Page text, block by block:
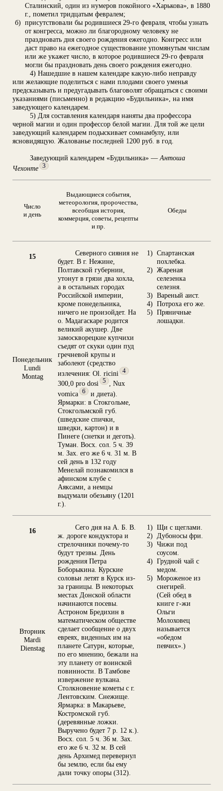
Сталинский, один из нумеров покойного «Харькова», в 1880
г., пометил тридцатым февралем;
б) присутствовали бы родившиеся 29-го февраля, чтобы узнать
от конгресса, можно ли благородному человеку не
праздновать дня своего рождения ежегодно. Конгресс или
даст право на ежегодное существование упомянутым числам
или же укажет число, в которое родившиеся 29-го февраля
могли бы праздновать день своего рождения ежегодно.
4) Нашедшие в нашем календаре какую-либо неправду
или желающие поделиться с нами плодами своего уменья
предсказывать и предугадывать благоволят обращаться с своими
указаниями (письменно) в редакцию «Будильника», на имя
заведующего календарем.
5) Для составления календаря наняты два профессора
черной магии и один профессор белой магии. Для той же цели
заведующий календарем подыскивает сомнамбулу, или
ясновидящую. Жалованье последней 1200 руб. в год.
Заведующий календарем «Будильника» —Антоша
Чехонте 3
Число
и день
Выдающиеся события,
метеорология, пророчества,
всеобщая история,
коммерция, советы, рецепты
и пр.
Обеды
15
Северного сияния не
будет. В г. Нежине,
Полтавской губернии,
утонут в грязи два хохла,
а в остальных городах
Российской империи,
кроме понедельника,
ничего не произойдет. На
о. Мадагаскаре родится
великий акушер. Две
замоскворецкие купчихи
съедят от скуки один пуд
гречневой крупы и
заболеют (средство
излечения: Ol. ricini
4
300,0 pro dosi 5 , Nux
vomica 6
и диета).
Ярмарки: в Стокгольме,
Стокгольмской губ.
(шведские спички,
шведки, картон) и в
Пинеге (снетки и деготь).
Туман. Восх. сол. 5 ч. 39
м. Зах. его же 6 ч. 31 м. В
сей день в 132 году
Менелай познакомился в
афинском клубе с
Аяксами, а немцы
выдумали обезьяну (1201
г.).
1) Спартанская
похлебка.
2) Жареная
селезенка
селезня.
3) Вареный аист.
4) Потроха его же.
5) Пряничные
лошадки.
Понедельник
Lundi
Montag
16
Сего дня на А. Б. В.
ж. дороге кондуктора и
стрелочники почему-то
будут трезвы. День
рождения Петра
Боборыкина. Курские
соловьи летят в Курск из-
за границы. В некоторых
местах Донской области
начинаются посевы.
Астроном Бредихин в
математическом обществе
сделает сообщение о двух
евреях, виденных им на
планете Сатурн, которые,
по его мнению, бежали на
эту планету от воинской
повинности. В Тамбове
извержение вулкана.
Столкновение кометы с г.
Лентовским. Снежище.
Ярмарка: в Макарьеве,
Костромской губ.
(деревянные ложки.
Выручено будет 7 р. 12 к.).
Восх. сол. 5 ч. 36 м. Зах.
его же 6 ч. 32 м. В сей
день Архимед перевернул
бы землю, если бы ему
дали точку опоры (312).
1) Щи с щеглами.
2)
Дубоносы фри.
3) Чижи под
соусом.
4) Грудной чай с
медом.
5) Мороженое из
снегирей.
(Сей обед в
книге г-жи
Ольги
Молоховец
называется
«обедом
певчих».)
Вторник
Mardi
Dienstag